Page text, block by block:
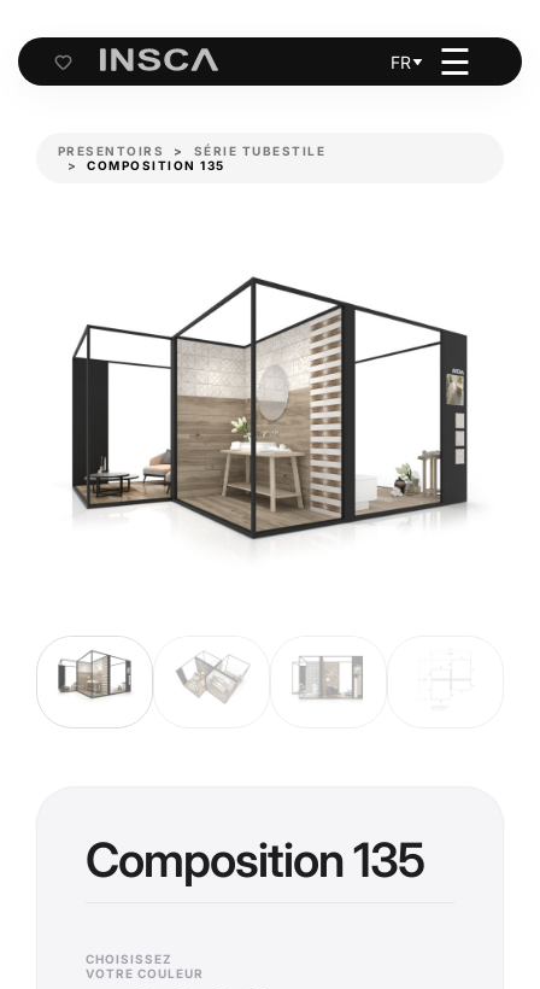
Cart
FR ☰
PRESENTOIRS
SÉRIE TUBESTILE
COMPOSITION 135
Composition 135
CHOISISSEZ
VOTRE COULEUR